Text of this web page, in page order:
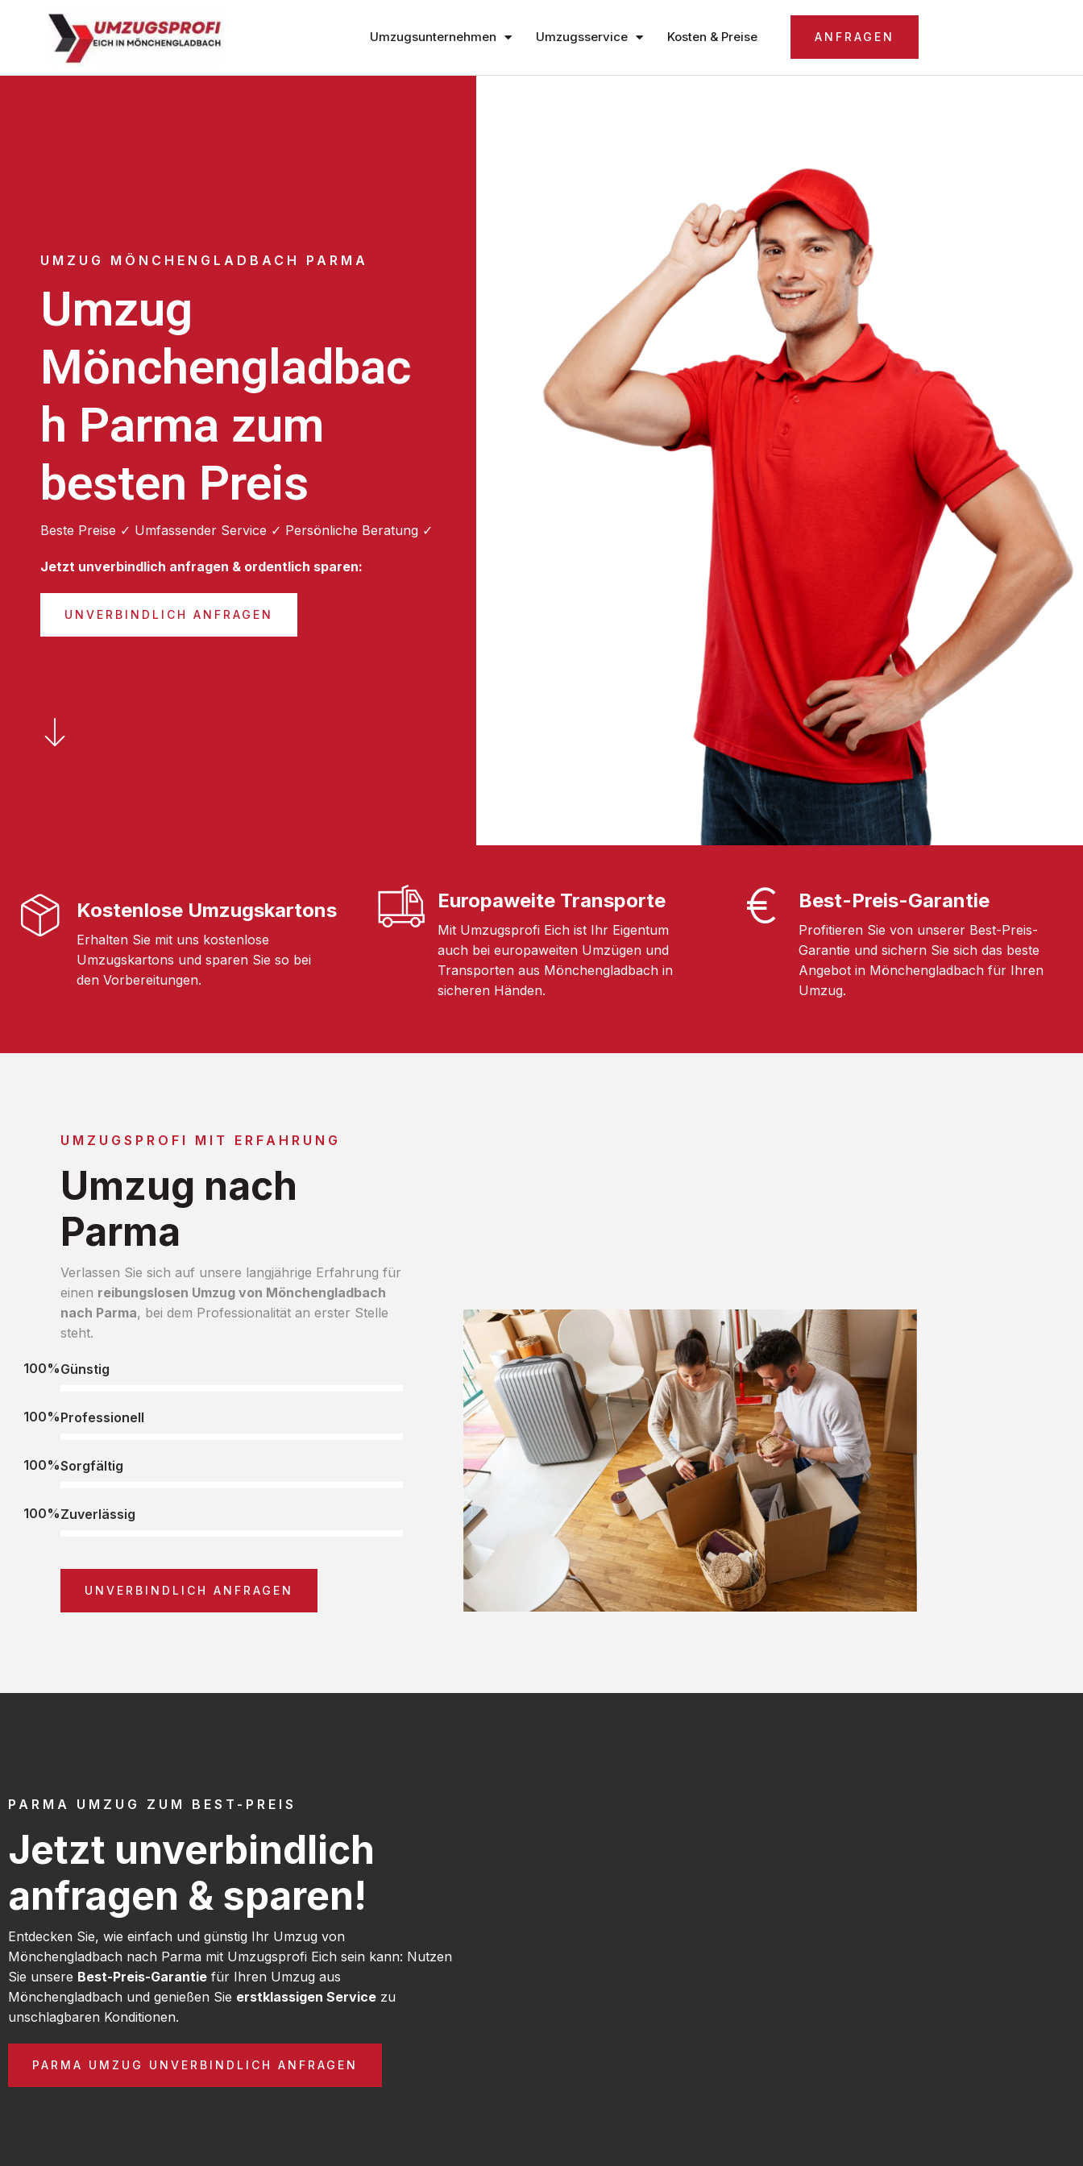
Umzugsunternehmen Umzugsservice Kosten & Preise ANFRAGEN
UMZUG MÖNCHENGLADBACH PARMA
Umzug
Mönchengladbac
h Parma zum
besten Preis
Beste Preise ✓ Umfassender Service ✓ Persönliche Beratung ✓
Jetzt unverbindlich anfragen & ordentlich sparen:
UNVERBINDLICH ANFRAGEN
Kostenlose Umzugskartons
Erhalten Sie mit uns kostenlose
Umzugskartons und sparen Sie so bei
den Vorbereitungen.
Europaweite Transporte
Mit Umzugsprofi Eich ist Ihr Eigentum
auch bei europaweiten Umzügen und
Transporten aus Mönchengladbach in
sicheren Händen.
Best-Preis-Garantie
Profitieren Sie von unserer Best-Preis-
Garantie und sichern Sie sich das beste
Angebot in Mönchengladbach für Ihren
Umzug.
UMZUGSPROFI MIT ERFAHRUNG
Umzug nach
Parma
Verlassen Sie sich auf unsere langjährige Erfahrung für
einen reibungslosen Umzug von Mönchengladbach
nach Parma, bei dem Professionalität an erster Stelle
steht.
Günstig
100%
Professionell
100%
Sorgfältig
100%
Zuverlässig
100%
UNVERBINDLICH ANFRAGEN
PARMA UMZUG ZUM BEST-PREIS
Jetzt unverbindlich
anfragen & sparen!
Entdecken Sie, wie einfach und günstig Ihr Umzug von
Mönchengladbach nach Parma mit Umzugsprofi Eich sein kann: Nutzen
Sie unsere Best-Preis-Garantie für Ihren Umzug aus
Mönchengladbach und genießen Sie erstklassigen Service zu
unschlagbaren Konditionen.
PARMA UMZUG UNVERBINDLICH ANFRAGEN